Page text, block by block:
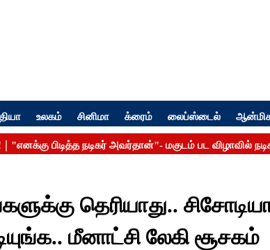
உலகம் சினிமா க்ரைம் லைப்ஸ்டைல்
தெரியாது..
மீனாட்சி லேகி சூசகம்